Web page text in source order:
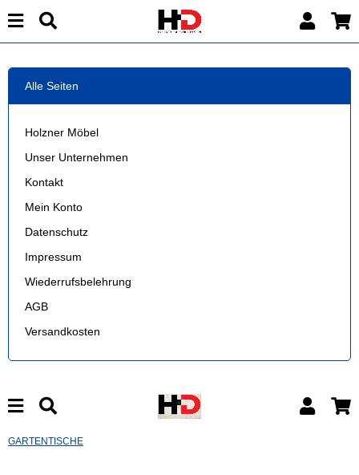
Alle Seiten
Holzner Möbel
Unser Unternehmen
Kontakt
Mein Konto
Datenschutz
Impressum
Wiederrufsbelehrung
AGB
Versandkosten
GARTENTISCHE